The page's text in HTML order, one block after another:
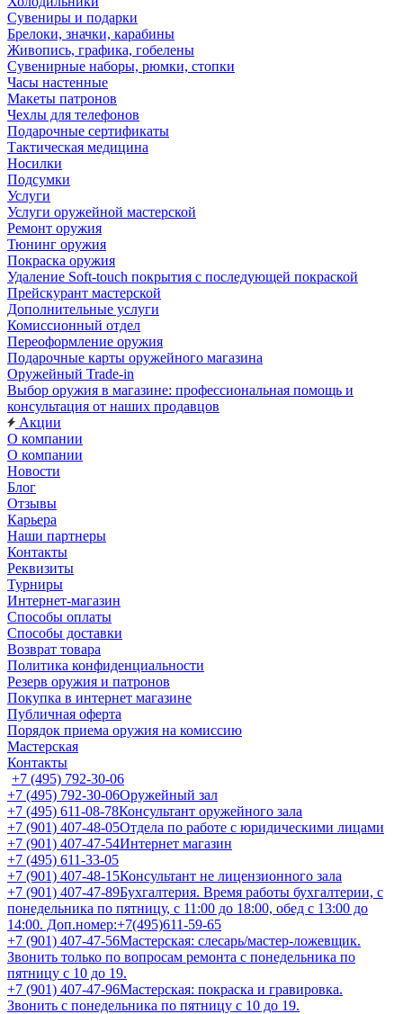
Сувениры и подарки
Брелоки, значки, карабины
Живопись, графика, гобелены
Сувенирные наборы, рюмки, стопки
Часы настенные
Макеты патронов
Чехлы для телефонов
Подарочные сертификаты
Тактическая медицина
Носилки
Подсумки
Услуги
Услуги оружейной мастерской
Ремонт оружия
Тюнинг оружия
Покраска оружия
Удаление Soft-touch покрытия с последующей покраской
Прейскурант мастерской
Дополнительные услуги
Комиссионный отдел
Переоформление оружия
Подарочные карты оружейного магазина
Оружейный Trade-in
Выбор оружия в магазине: профессиональная помощь и
консультация от наших продавцов
Акции
О компании
О компании
Новости
Блог
Отзывы
Карьера
Наши партнеры
Контакты
Реквизиты
Турниры
Интернет-магазин
Способы оплаты
Способы доставки
Возврат товара
Политика конфиденциальности
Резерв оружия и патронов
Покупка в интернет магазине
Публичная оферта
Порядок приема оружия на комиссию
Мастерская
Контакты
+7 (495) 792-30-06
+7 (495) 792-30-06Оружейный зал
+7 (495) 611-08-78Консультант оружейного зала
+7 (901) 407-48-05Отдела по работе с юридическими лицами
+7 (901) 407-47-54Интернет магазин
+7 (495) 611-33-05
+7 (901) 407-48-15Консультант не лицензионного зала
+7 (901) 407-47-89Бухгалтерия. Время работы бухгалтерии, с
понедельника по пятницу, с 11:00 до 18:00, обед с 13:00 до
14:00. Доп.номер:+7(495)611-59-65
+7 (901) 407-47-56Мастерская: слесарь/мастер-ложевщик.
Звонить только по вопросам ремонта с понедельника по
пятницу с 10 до 19.
+7 (901) 407-47-96Мастерская: покраска и гравировка.
Звонить с понедельника по пятницу с 10 до 19.